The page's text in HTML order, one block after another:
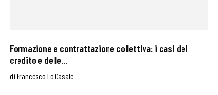
Formazione e contrattazione collettiva: i casi del
credito e delle...
di Francesco Lo Casale